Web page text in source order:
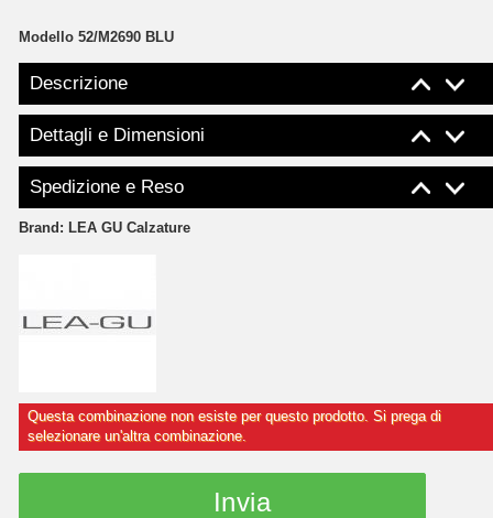
Modello 52/M2690 BLU
Descrizione
Dettagli e Dimensioni
Spedizione e Reso
Brand: LEA GU Calzature
Questa combinazione non esiste per questo prodotto. Si prega di
selezionare un'altra combinazione.
Invia